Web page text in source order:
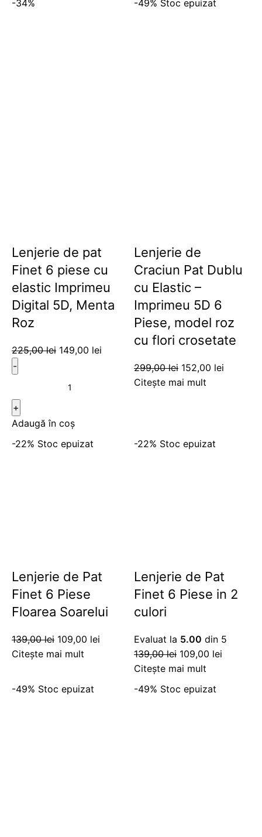
-34%
Lenjerie de pat
Finet 6 piese cu
elastic Imprimeu
Digital 5D, Menta
Roz
225,00lei 149,00 lei
Adaugă în coș
-49% Stoc epuizat
Lenjerie de
Craciun Pat Dublu
cu Elastic –
Imprimeu 5D 6
Piese, model roz
cu flori crosetate
299,00lei 152,00 lei
Citește mai mult
-22% Stoc epuizat
Lenjerie de Pat
Finet 6 Piese
Floarea Soarelui
139,00lei 109,00 lei
Citește mai mult
-22% Stoc epuizat
Lenjerie de Pat
Finet 6 Piese in 2
culori
Evaluat la 5.00 din 5
139,00lei 109,00 lei
Citește mai mult
-49% Stoc epuizat -49% Stoc epuizat